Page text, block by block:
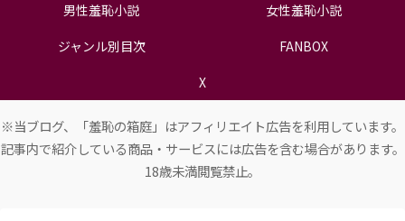
男性羞恥小説
女性羞恥小説
ジャンル別目次
FANBOX
X
※当ブログ、「羞恥の箱庭」はアフィリエイト広告を利用しています。
記事内で紹介している商品・サービスには広告を含む場合があります。
18歳未満閲覧禁止。